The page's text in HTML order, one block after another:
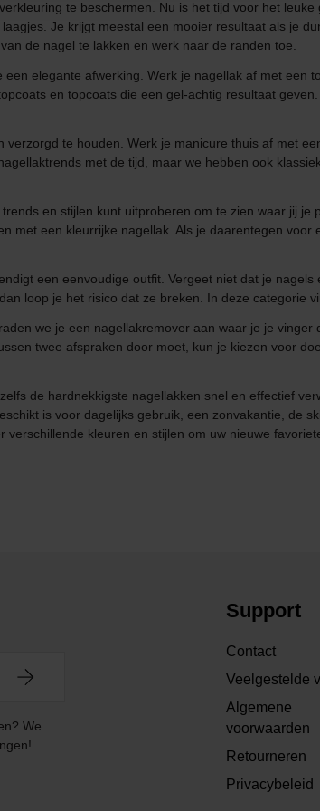
te beschermen. Nu is het tijd voor het
Je krijgt meestal een mooier resultaat als je
de nagel te lakken en werk naar de randen toe.
elegante afwerking. Werk je nagellak af met een
en topcoats die een gel-achtig resultaat
te houden. Werk je manicure thuis af met
met de tijd, maar we hebben ook
en stijlen kunt uitproberen om te zien waar jij
met een kleurrijke nagellak. Als je daarentegen
een eenvoudige outfit. Vergeet niet dat je
loop je het risico dat ze breken. In deze categorie
we je een nagellakremover aan waar je je
twee afspraken door moet, kun je kiezen voor
de hardnekkigste nagellakken snel en effectief
is voor dagelijks gebruik, een zonvakantie, de
kleuren en stijlen om uw nieuwe
We
Support
Contact
Veelgestelde
Algemene
voorwaarden
Retourneren
Privacybeleid